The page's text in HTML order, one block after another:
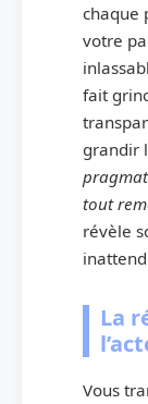
chaque
votre
fait
grandir
tout
révèle
La
Vous